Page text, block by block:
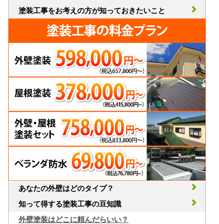
塗装工事をお考えの方が知っておきたいこと
あなたの外壁はどのタイプ？
知って得する塗装工事の豆知識
外壁塗装はどこに頼んだらいい？